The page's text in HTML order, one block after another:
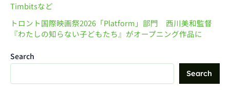
Timbitsなど
トロント国際映画祭2026「Platform」部門 西川美和監督
『わたしの知らない子どもたち』がオープニング作品に
Search
Search